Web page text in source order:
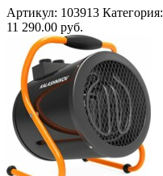
Артикул: 103913 Категория:
11 290.00 руб.